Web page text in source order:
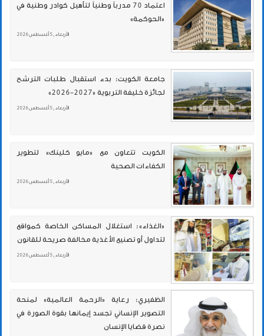
اعتماد 70 مدرباً وطنياً لتأهيل كوادر وطنية في
«الحوكمة»
الأربعاء , 5 أغسطس 2026
جامعة الكويت: بدء استقبال طلبات الترشح
لجائزة خليفة التربوية «2027-2026»
الأربعاء , 5 أغسطس 2026
الكويت تتعاون مع «مايو كلينك» لتطوير
الكفاءات الصحية
الأربعاء , 5 أغسطس 2026
«الغذاء»: استغلال المساكن الخاصة كمواقع
لتداول أو تصنيع الأغذية مخالفة صريحة للقانون
الأربعاء , 5 أغسطس 2026
الظفيري: رعاية «الرحمة العالمية» لمنحة
التصوير الإنساني تجسد إيمانها بقوة الصورة في
نصرة قضايا الإنسان